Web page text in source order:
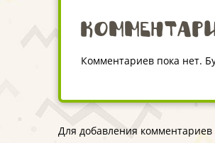
Комментариев пока нет.
Для добавления комментариев